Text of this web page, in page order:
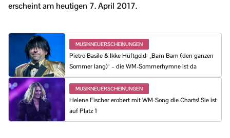
erscheint am heutigen 7. April 2017.
MUSIKNEUERSCHEINUNGEN
Pietro Basile & Ikke Hüftgold: „Bam Bam (den ganzen
Sommer lang)“ – die WM-Sommerhymne ist da
MUSIKNEUERSCHEINUNGEN
Helene Fischer erobert mit WM-Song die Charts! Sie ist
auf Platz 1